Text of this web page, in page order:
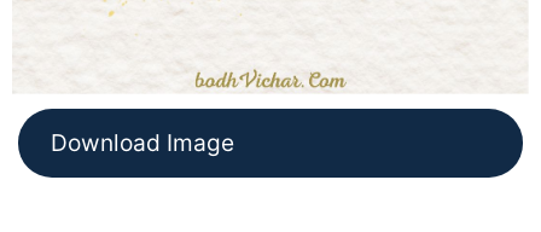
Download Image